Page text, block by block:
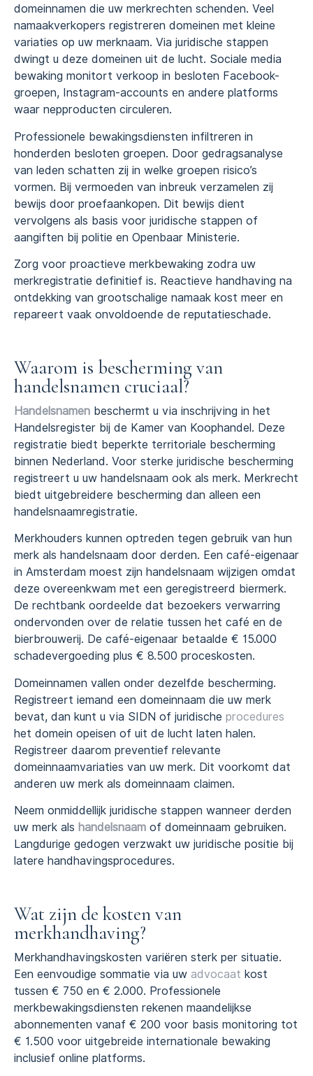
domeinnamen die uw merkrechten schenden. Veel
namaakverkopers registreren domeinen met kleine
variaties op uw merknaam. Via juridische stappen
dwingt u deze domeinen uit de lucht. Sociale media
bewaking monitort verkoop in besloten Facebook-
groepen, Instagram-accounts en andere platforms
waar nepproducten circuleren.
Professionele bewakingsdiensten infiltreren in
honderden besloten groepen. Door gedragsanalyse
van leden schatten zij in welke groepen risico’s
vormen. Bij vermoeden van inbreuk verzamelen zij
bewijs door proefaankopen. Dit bewijs dient
vervolgens als basis voor juridische stappen of
aangiften bij politie en Openbaar Ministerie.
Zorg voor proactieve merkbewaking zodra uw
merkregistratie definitief is. Reactieve handhaving na
ontdekking van grootschalige namaak kost meer en
repareert vaak onvoldoende de reputatieschade.
Waarom is bescherming van
handelsnamen cruciaal?
Handelsnamen beschermt u via inschrijving in het
Handelsregister bij de Kamer van Koophandel. Deze
registratie biedt beperkte territoriale bescherming
binnen Nederland. Voor sterke juridische bescherming
registreert u uw handelsnaam ook als merk. Merkrecht
biedt uitgebreidere bescherming dan alleen een
handelsnaamregistratie.
Merkhouders kunnen optreden tegen gebruik van hun
merk als handelsnaam door derden. Een café-eigenaar
in Amsterdam moest zijn handelsnaam wijzigen omdat
deze overeenkwam met een geregistreerd biermerk.
De rechtbank oordeelde dat bezoekers verwarring
ondervonden over de relatie tussen het café en de
bierbrouwerij. De café-eigenaar betaalde € 15.000
schadevergoeding plus € 8.500 proceskosten.
Domeinnamen vallen onder dezelfde bescherming.
Registreert iemand een domeinnaam die uw merk
bevat, dan kunt u via SIDN of juridische procedures
het domein opeisen of uit de lucht laten halen.
Registreer daarom preventief relevante
domeinnaamvariaties van uw merk. Dit voorkomt dat
anderen uw merk als domeinnaam claimen.
Neem onmiddellijk juridische stappen wanneer derden
uw merk als handelsnaam of domeinnaam gebruiken.
Langdurige gedogen verzwakt uw juridische positie bij
latere handhavingsprocedures.
Wat zijn de kosten van
merkhandhaving?
Merkhandhavingskosten variëren sterk per situatie.
Een eenvoudige sommatie via uw advocaat kost
tussen € 750 en € 2.000. Professionele
merkbewakingsdiensten rekenen maandelijkse
abonnementen vanaf € 200 voor basis monitoring tot
€ 1.500 voor uitgebreide internationale bewaking
inclusief online platforms.